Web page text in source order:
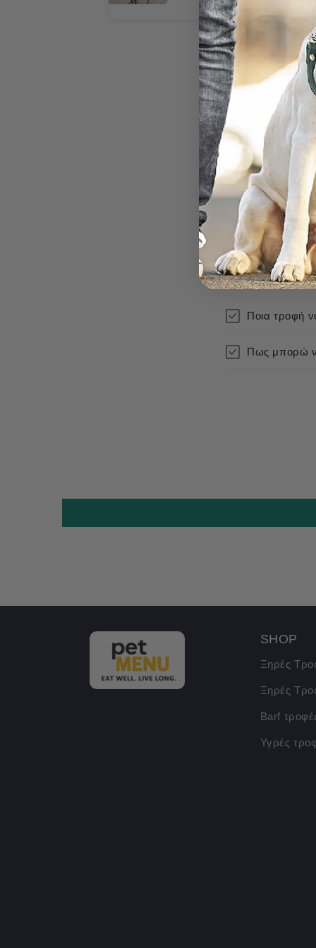
Πόσο
Πόσο
Πως μπορώ
Ποια
Ποια τροφή
Πως μπορώ
SHOP
Ξηρές
Ξηρές
Barf
Υγρές